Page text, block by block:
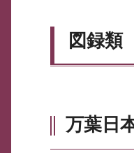
図録類
万葉日